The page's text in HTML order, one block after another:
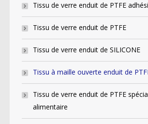
Tissu de verre enduit de PTFE
Tissu de verre enduit de PTFE
Tissu de verre enduit de SILICONE
Tissu à maille ouverte enduit de
Tissu de verre enduit de PTFE
alimentaire